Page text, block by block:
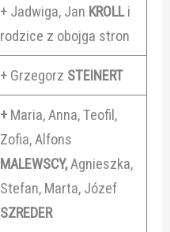
+ Jadwiga, Jan KROLLi
rodzice z obojga stron
+ Grzegorz STEINERT
+Maria, Anna, Teofil,
Zofia, Alfons
MALEWSCY,Agnieszka,
Stefan, Marta, Józef
SZREDER